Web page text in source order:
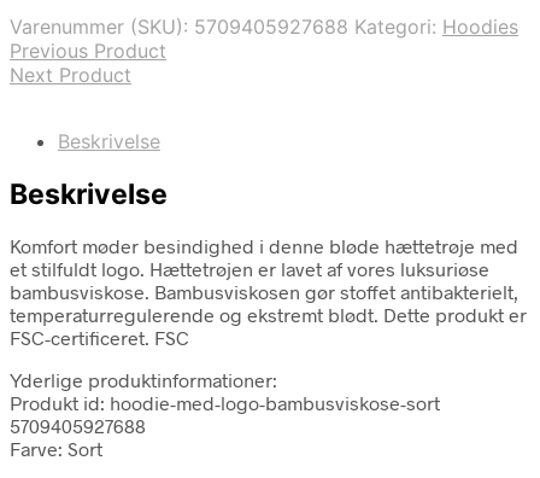
Varenummer (SKU): 5709405927688 Kategori: Hoodies
Previous Product
Next Product
Beskrivelse
Beskrivelse
Komfort møder besindighed i denne bløde hættetrøje med
et stilfuldt logo. Hættetrøjen er lavet af vores luksuriøse
bambusviskose. Bambusviskosen gør stoffet antibakterielt,
temperaturregulerende og ekstremt blødt. Dette produkt er
FSC-certificeret. FSC
Yderlige produktinformationer:
Produkt id: hoodie-med-logo-bambusviskose-sort
5709405927688
Farve: Sort